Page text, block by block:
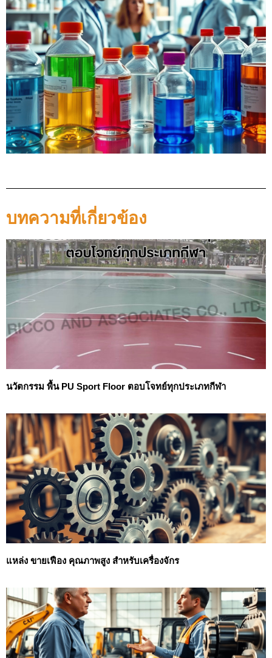
บทความที่เกี่ยวข้อง
นวัตกรรม พื้น PU Sport Floor ตอบโจทย์ทุกประเภทกีฬา
แหล่ง ขายเฟือง คุณภาพสูง สำหรับเครื่องจักร